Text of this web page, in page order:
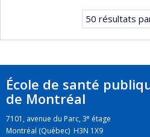
50 résultats
École de santé
de Montréal
7101, avenue du Parc, 3e étage
Montréal (Québec) H3N 1X9